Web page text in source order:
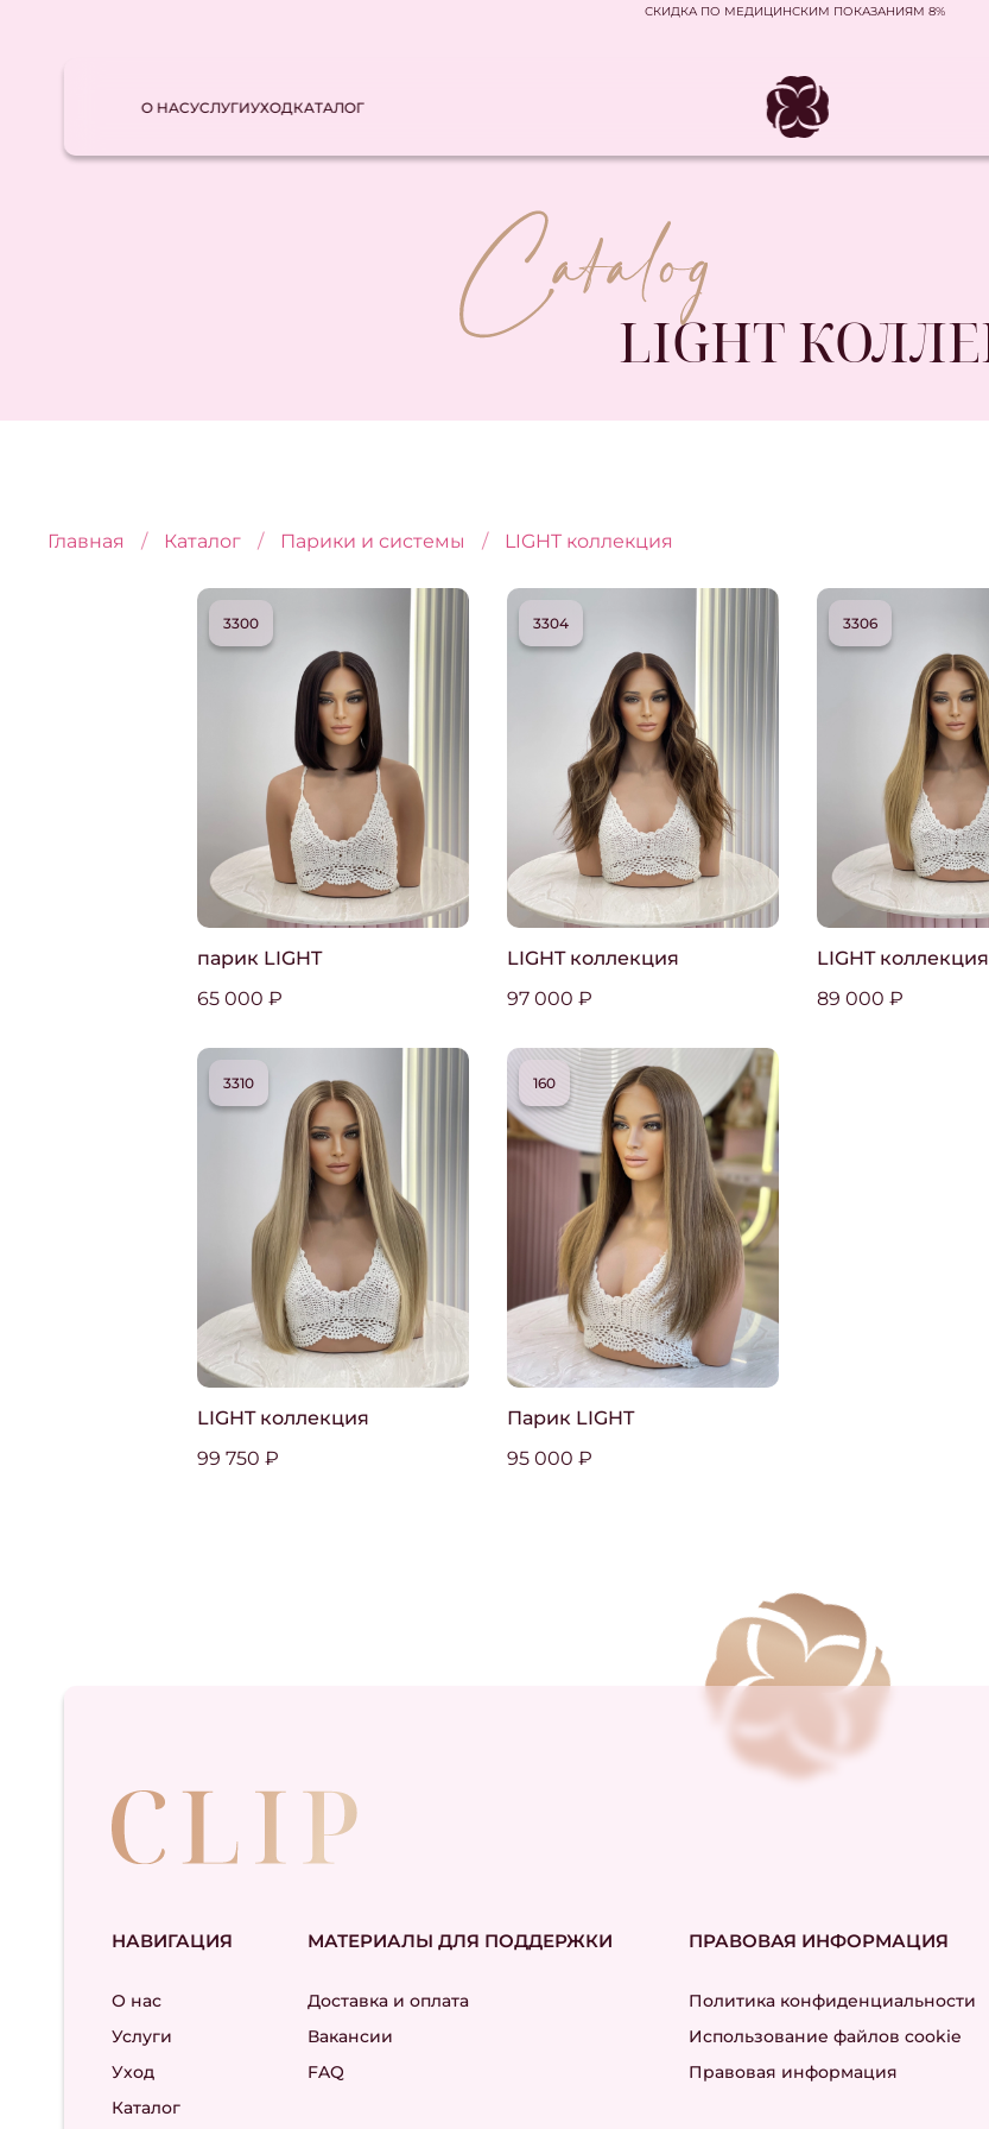
СКИДКА ПО МЕДИЦИНСКИМ ПОКАЗАНИЯМ 8%
О НАСУСЛУГИУХОДКАТАЛОГ
Парики и системы
LIGHT
Главная Каталог Парики и системы LIGHT коллекция
3300
парик LIGHT
65 000 ₽
3304
LIGHT коллекция
97 000 ₽
3306
LIGHT коллекция
89 000 ₽
3310
LIGHT коллекция
99 750 ₽
160
Парик LIGHT
95 000 ₽
НАВИГАЦИЯ
О нас
Услуги
Уход
Каталог
МАТЕРИАЛЫ ДЛЯ ПОДДЕРЖКИ
Доставка и оплата
Вакансии
FAQ
ПРАВОВАЯ ИНФОРМАЦИЯ
Политика конфиденциальности
Использование файлов cookie
Правовая информация